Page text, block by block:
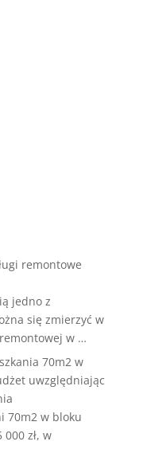
remontowe
jedno z
się zmierzyć w
w …
70m2 w
uwzględniając
70m2 w bloku
zł, w